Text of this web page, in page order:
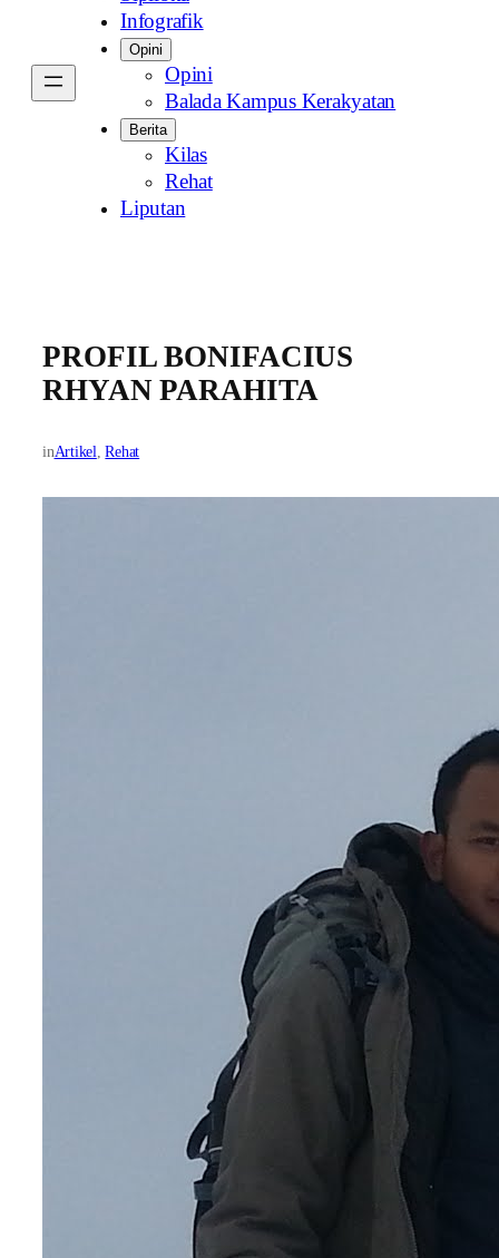
Infografik
Opini
Opini
Balada Kampus Kerakyatan
Berita
Kilas
Rehat
Liputan
PROFIL BONIFACIUS
RHYAN PARAHITA
inArtikel, Rehat